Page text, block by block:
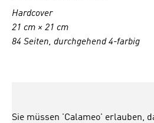
Hardcover
21 cm × 21 cm
84 Seiten, durchgehend 4-farbig
Sie müssen 'Calameo' erlauben,